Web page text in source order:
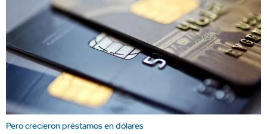
Pero crecieron préstamos en dólares